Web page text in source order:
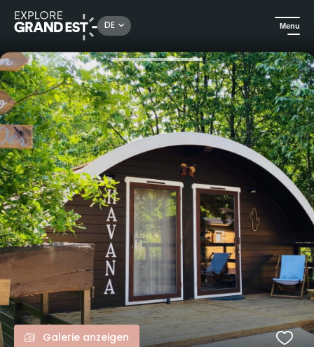
DE Menu
Sehenswertes in der Region Grand Est Außergewöhnliche Übernachtungen
Galerie anzeigen